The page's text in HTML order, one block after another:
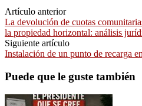
Artículo anterior
La devolución de cuotas
la propiedad horizontal: análisis
Siguiente artículo
Instalación de un punto de recarga
Puede que le guste también